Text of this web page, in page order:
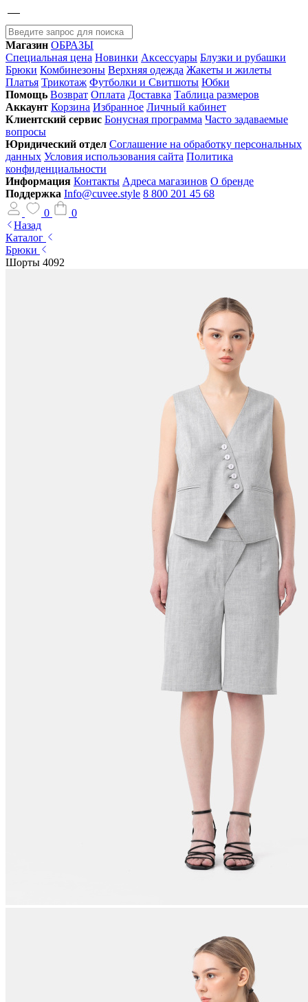
Магазин ОБРАЗЫ
Специальная цена Новинки Аксессуары Блузки и рубашки
Брюки Комбинезоны Верхняя одежда Жакеты и жилеты
Платья Трикотаж Футболки и Свитшоты Юбки
Помощь Возврат Оплата Доставка Таблица размеров
Аккаунт Корзина Избранное Личный кабинет
Клиентский сервис Бонусная программа Часто задаваемые
вопросы
Юридический отдел Соглашение на обработку персональных
данных Условия использования сайта Политика
конфиденциальности
Информация Контакты Адреса магазинов О бренде
Поддержка Info@cuvee.style 8 800 201 45 68
0
0
Назад
Каталог
Брюки
Шорты 4092